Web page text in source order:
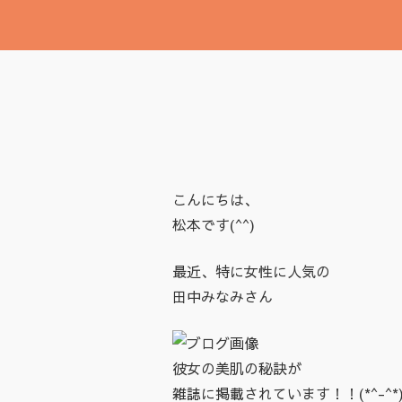
こんにちは、
松本です(^^)
最近、特に女性に人気の
田中みなみさん
彼女の美肌の秘訣が
雑誌に掲載されています！！(*^-